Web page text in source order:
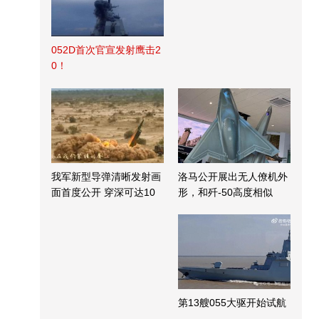
052D首次官宣发射鹰击2
0！
我军新型导弹清晰发射画
面首度公开 穿深可达10
洛马公开展出无人僚机外
形，和歼-50高度相似
第13艘055大驱开始试航